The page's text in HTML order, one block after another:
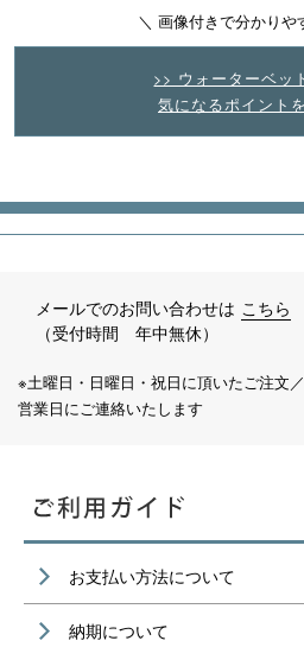
＼ 画像付きで分かりや
>> ウォーターベッ
気になるポイント
メールでのお問い合わせは こちら
（受付時間 年中無休）
※土曜日・日曜日・祝日に頂いたご注文
営業日にご連絡いたします
お支払い方法について
納期について